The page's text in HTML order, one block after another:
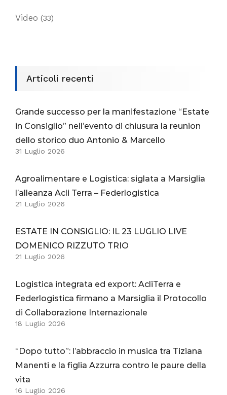
Video (33)
Articoli recenti
Grande successo per la manifestazione “Estate
in Consiglio” nell’evento di chiusura la reunion
dello storico duo Antonio & Marcello
31 Luglio 2026
Agroalimentare e Logistica: siglata a Marsiglia
l’alleanza Acli Terra – Federlogistica
21 Luglio 2026
ESTATE IN CONSIGLIO: IL 23 LUGLIO LIVE
DOMENICO RIZZUTO TRIO
21 Luglio 2026
Logistica integrata ed export: AcliTerra e
Federlogistica firmano a Marsiglia il Protocollo
di Collaborazione Internazionale
18 Luglio 2026
“Dopo tutto”: l’abbraccio in musica tra Tiziana
Manenti e la figlia Azzurra contro le paure della
vita
16 Luglio 2026